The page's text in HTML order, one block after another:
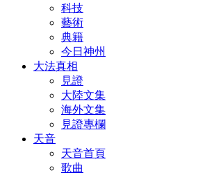
科技
藝術
典籍
今日神州
大法真相
見證
大陸文集
海外文集
見證專欄
天音
天音首頁
歌曲